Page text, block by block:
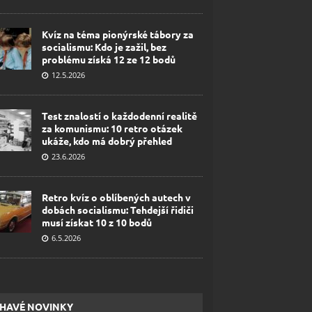
Kvíz na téma pionýrské tábory za
socialismu: Kdo je zažil, bez
problému získá 12 ze 12 bodů
12.5.2026
Test znalostí o každodenní realitě
za komunismu: 10 retro otázek
ukáže, kdo má dobrý přehled
23.6.2026
Retro kvíz o oblíbených autech v
dobách socialismu: Tehdejší řidiči
musí získat 10 z 10 bodů
6.5.2026
NOVINKY